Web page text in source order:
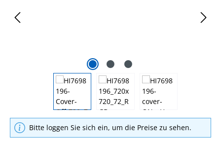
Bitte loggen Sie sich ein, um die Preise zu sehen.